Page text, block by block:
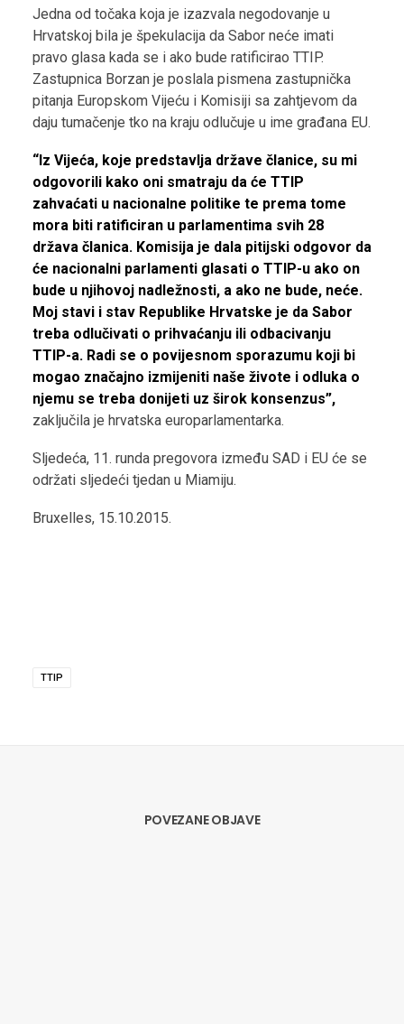
Jedna od točaka koja je izazvala negodovanje u
Hrvatskoj bila je špekulacija da Sabor neće imati
pravo glasa kada se i ako bude ratificirao TTIP.
Zastupnica Borzan je poslala pismena zastupnička
pitanja Europskom Vijeću i Komisiji sa zahtjevom da
daju tumačenje tko na kraju odlučuje u ime građana EU.
“Iz Vijeća, koje predstavlja države članice, su mi
odgovorili kako oni smatraju da će TTIP
zahvaćati u nacionalne politike te prema tome
mora biti ratificiran u parlamentima svih 28
država članica. Komisija je dala pitijski odgovor da
će nacionalni parlamenti glasati o TTIP-u ako on
bude u njihovoj nadležnosti, a ako ne bude, neće.
Moj stavi i stav Republike Hrvatske je da Sabor
treba odlučivati o prihvaćanju ili odbacivanju
TTIP-a. Radi se o povijesnom sporazumu koji bi
mogao značajno izmijeniti naše živote i odluka o
njemu se treba donijeti uz širok konsenzus”,
zaključila je hrvatska europarlamentarka.
Sljedeća, 11. runda pregovora između SAD i EU će se
održati sljedeći tjedan u Miamiju.
Bruxelles, 15.10.2015.
TTIP
POVEZANE OBJAVE